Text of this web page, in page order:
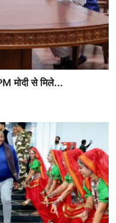
मोदी से मिले...